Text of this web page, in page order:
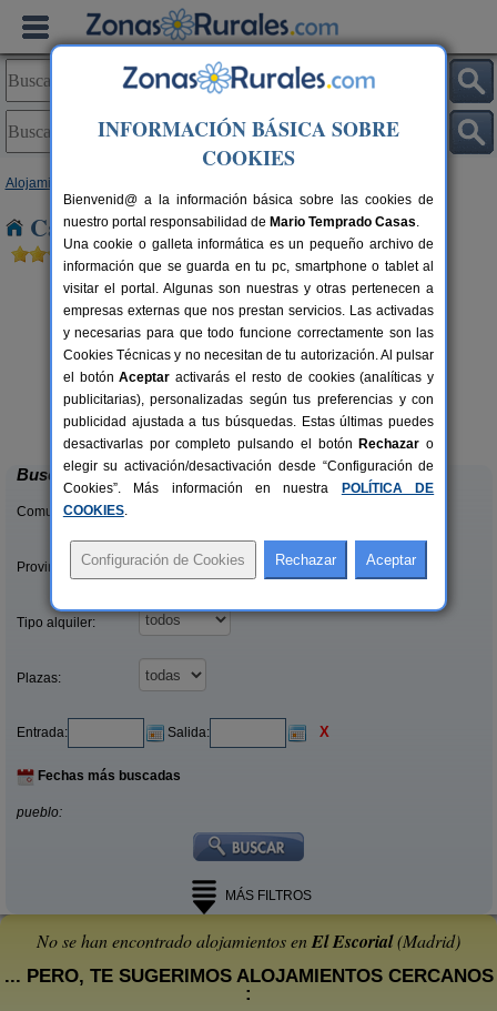
Alojamientos
Casas Rurales cerca de El Escorial
20+7 pers.
desde40 €
Casa Rural Los Espinares
Rascafría (Madrid)
Buscar
Comunidades:
Provincias/Islas:
Tipo alquiler:
Plazas:
Entrada: Salida: X
Fechas más buscadas
pueblo:
MÁS FILTROS
No se han encontrado alojamientos enEl Escorial(Madrid)
... PERO, TE SUGERIMOS ALOJAMIENTOS CERCANOS
:
INFORMACIÓN BÁSICA SOBRE
COOKIES
Bienvenid@ a la información básica sobre las cookies de
nuestro portal responsabilidad de Mario Temprado Casas.
Una cookie o galleta informática es un pequeño archivo de
información que se guarda en tu pc, smartphone o tablet al
visitar el portal. Algunas son nuestras y otras pertenecen a
empresas externas que nos prestan servicios. Las activadas
y necesarias para que todo funcione correctamente son las
Cookies Técnicas y no necesitan de tu autorización. Al pulsar
el botónAceptar activarás el resto de cookies (analíticas y
publicitarias), personalizadas según tus preferencias y con
publicidad ajustada a tus búsquedas. Estas últimas puedes
desactivarlas por completo pulsando el botón Rechazar o
elegir su activación/desactivación desde “Configuración de
Cookies”. Más información en nuestra
POLÍTICA DE
COOKIES.